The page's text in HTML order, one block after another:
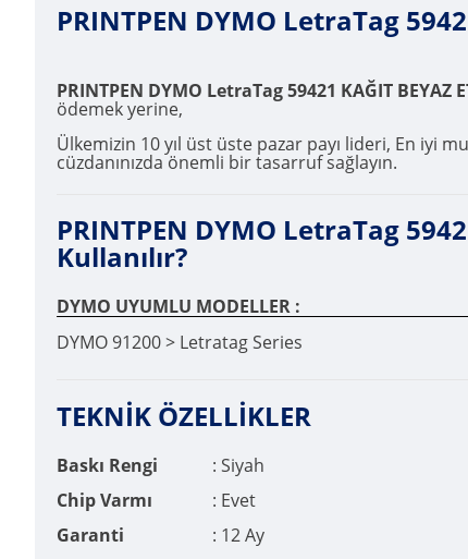
PRINTPEN DYMO LetraTag
PRINTPEN DYMO LetraTag 59421 KAĞIT BEYAZ
ödemek yerine,
Ülkemizin 10 yıl üst üste pazar payı lideri, En iyi
cüzdanınızda önemli bir tasarruf sağlayın.
PRINTPEN DYMO LetraTag
Kullanılır?
DYMO UYUMLU MODELLER :
DYMO 91200 > Letratag Series
TEKNİK ÖZELLİKLER
Baskı Rengi
: Siyah
Chip Varmı
: Evet
Garanti
: 12 Ay